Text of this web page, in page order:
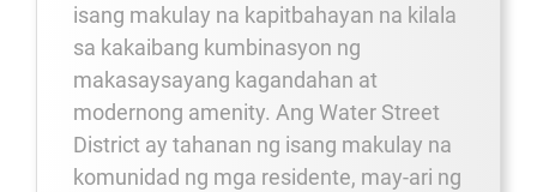
isang makulay na kapitbahayan na kilala
sa kakaibang kumbinasyon ng
makasaysayang kagandahan at
modernong amenity. Ang Water Street
District ay tahanan ng isang makulay na
komunidad ng mga residente, may-ari ng